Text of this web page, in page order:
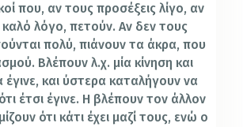
που, αν τους προσέξεις λίγο, αν
καλό λόγο, πετούν. Αν δεν τους
πολύ, πιάνουν τα άκρα, που
Βλέπουν λ.χ. μία κίνηση και
έγινε, και ύστερα καταλήγουν να
έτσι έγινε. Η βλέπουν τον άλλον
ότι κάτι έχει μαζί τους, ενώ ο